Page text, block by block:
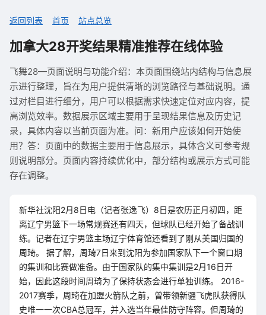
返回列表 首页 站点总览
加拿大28开奖结果精准推荐在线体验
飞舞28—页面说明与功能介绍：本页面围绕站内结构与信息展
示进行整理，旨在为用户提供清晰的浏览路径与基础说明。通
过对栏目进行细分，用户可以根据需求快速定位对应内容，提
高浏览效率。数据展示区域主要用于呈现结果信息及历史记
录，具体内容以当前页面为准。问：新用户应该如何开始使
用？答：页面中的数据主要用于信息展示，具体含义可参考规
则说明部分。页面内容持续优化中，部分结构或展示方式可能
存在调整。
新华社沈阳2月8日电（记者张逸飞）8日是农历正月初四，距
离辽宁男篮下一场常规赛还有四天，但球队已经开始了备战训
练。记者在辽宁男篮主场辽宁体育馆还看到了刚从美国归国的
周琦。 据了解，周琦7日来到沈阳为参加国家队下一个窗口期
的集训和比赛做准备。由于国家队的集中集训是2月16日开
始，因此这段时间周琦为了保持状态会进行单独训练。 2016-
2017赛季，周琦在加盟火箭队之前，曾带领新疆飞虎队获得队
史唯一一次CBA总冠军，并入选当年最佳防守阵容。但周琦的